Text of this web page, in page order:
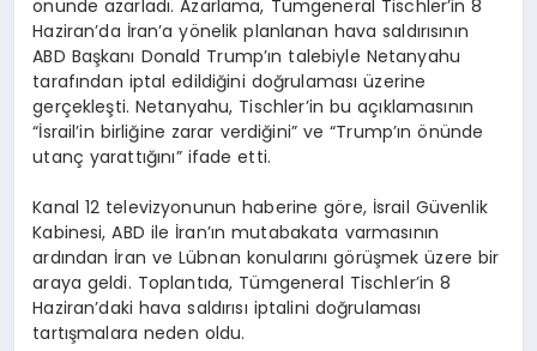
önünde azarladı. Azarlama, Tümgeneral Tischler’in 8
Haziran’da İran’a yönelik planlanan hava saldırısının
ABD Başkanı Donald Trump’ın talebiyle Netanyahu
tarafından iptal edildiğini doğrulaması üzerine
gerçekleşti. Netanyahu, Tischler’in bu açıklamasının
“İsrail’in birliğine zarar verdiğini” ve “Trump’ın önünde
utanç yarattığını” ifade etti.
Kanal 12 televizyonunun haberine göre, İsrail Güvenlik
Kabinesi, ABD ile İran’ın mutabakata varmasının
ardından İran ve Lübnan konularını görüşmek üzere bir
araya geldi. Toplantıda, Tümgeneral Tischler’in 8
Haziran’daki hava saldırısı iptalini doğrulaması
tartışmalara neden oldu.